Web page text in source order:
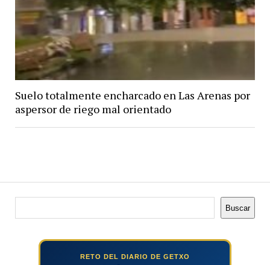
Suelo totalmente encharcado en Las Arenas por
aspersor de riego mal orientado
Buscar
RETO DEL DIARIO DE GETXO